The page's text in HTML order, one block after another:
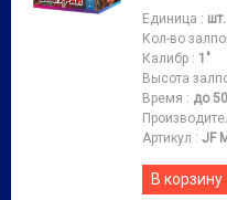
Единица : шт.
Кол-во
Калибр : 1"
Высота
Время : до
Артикул : JF
В корзину